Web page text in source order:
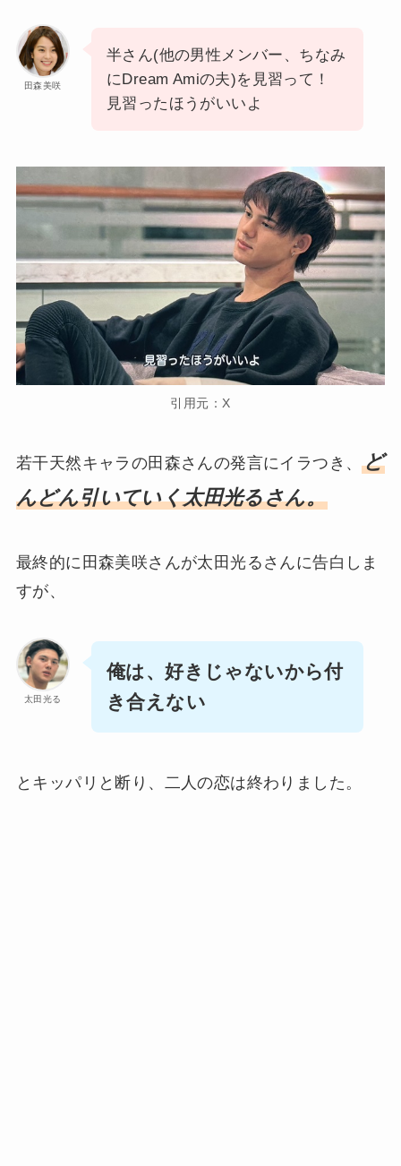
田森美咲
半さん(他の男性メンバー、ちなみ
にDream Amiの夫)を見習って！
見習ったほうがいいよ
引用元：X
若干天然キャラの田森さんの発言にイラつき、ど
んどん引いていく太田光るさん。
最終的に田森美咲さんが太田光るさんに告白しま
すが、
太田光る
俺は、好きじゃないから付
き合えない
とキッパリと断り、二人の恋は終わりました。